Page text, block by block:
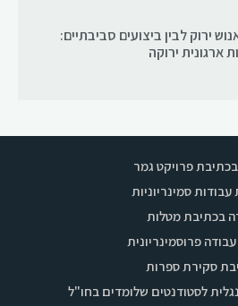
ירוק לבין ביצועים סביבתיים:
ארגונית ירוקה
פרויקט גמר
סמינריוניות
בכתיבת מטלות
פרוסמינריונית
סקירת ספרות
לסטודנטים שלומדים בחו"ל